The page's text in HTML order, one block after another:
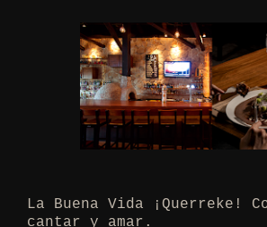
La Buena Vida ¡Querreke!
cantar y amar.